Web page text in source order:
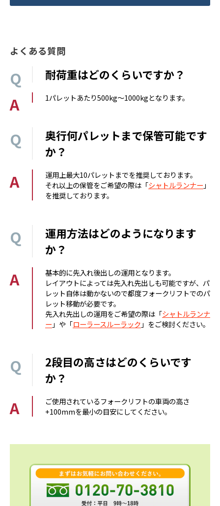
よくある質問
耐荷重はどのくらいですか？
1パレットあたり500kg～1000kgとなります。
奥行何パレットまで保管可能です
か？
運用上最大10パレットまでを推奨しております。
それ以上の保管をご希望の際は「シャトルランナー 」
を推奨しております。
運用方法はどのようになります
か？
基本的に先入れ後出しの運用となります。
レイアウトによっては先入れ先出しも可能ですが、パ
レット自体は動かないので都度フォークリフトでのパ
レット移動が必要です。
先入れ先出しの運用をご希望の際は「シャトルランナ
ー 」や「ローラースルーラック 」をご検討ください。
2段目の高さはどのくらいです
か？
ご使用されているフォークリフトの車両の高さ
+100mmを最小の目安にしてください。